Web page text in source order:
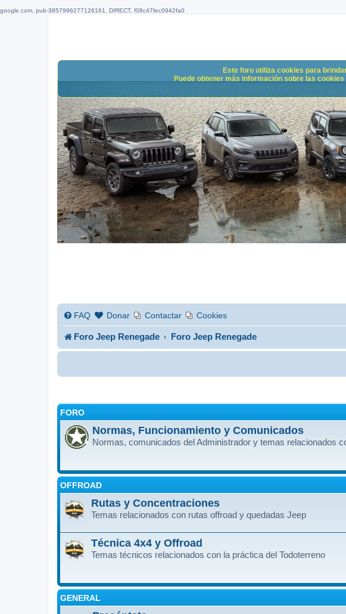
google.com, pub-3857996277126161, DIRECT, f08c47fec0942fa0
FAQ Donar Contactar Cookies
Foro Jeep Renegade Foro Jeep Renegade
FORO
Normas, Funcionamiento y Comunicados
Normas, comunicados del Administrador y temas relacionados
OFFROAD
Rutas y Concentraciones
Temas relacionados con rutas offroad y quedadas Jeep
Técnica 4x4 y Offroad
Temas técnicos relacionados con la práctica del Todoterreno
GENERAL
Este foro utiliza cookies para
Puede obtener más información sobre las